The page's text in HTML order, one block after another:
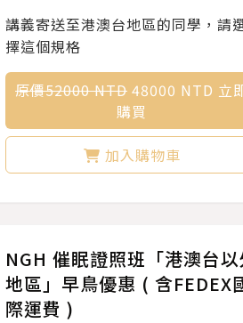
講義寄送至港澳台地區的同學，請
擇這個規格
原價52000 NTD 48000 NTD 立
購買
加入購物車
NGH 催眠證照班「港澳台
地區」早鳥優惠 ( 含FEDEX
際運費 )